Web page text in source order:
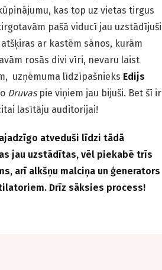
kas top uz vietas tirgus
pašā viducī jau uzstādījuši
ar kastēm sānos, kurām
rosās divi vīri, nevaru laist
uzņēmuma līdzīpašnieks Edijs
Druvaspie viņiem jau bijuši. Bet šī ir
lasītāju auditorijai!
atveduši līdzi tādā
jau uzstādītas, vēl piekabē trīs
arī alkšņu malciņa un ģenerators
Drīz sāksies process!